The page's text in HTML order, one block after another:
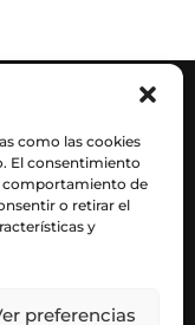
como las cookies
El consentimiento
comportamiento de
o retirar el
y
preferencias